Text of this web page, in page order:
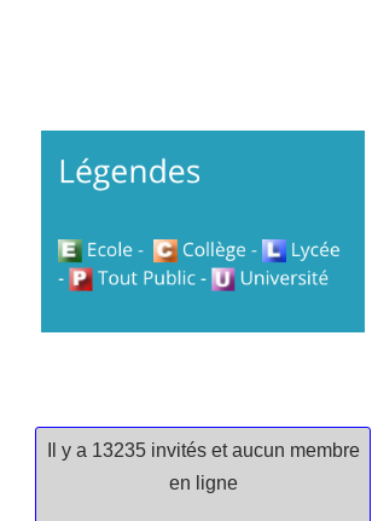
Il y a 13235 invités et aucun membre
en ligne